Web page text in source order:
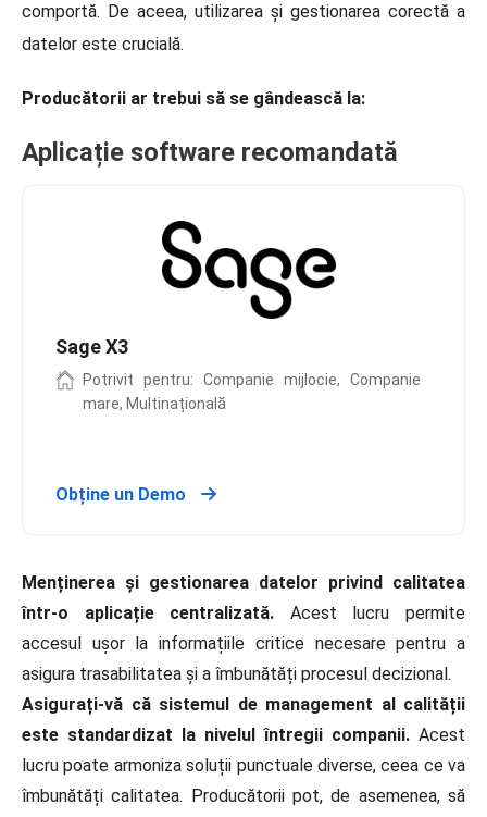
comportă. De aceea, utilizarea și gestionarea corectă a
datelor este crucială.
Producătorii ar trebui să se gândească la:
Aplicație software recomandată
Sage X3
Potrivit pentru: Companie mijlocie, Companie
mare, Multinațională
Obține un Demo
Menținerea și gestionarea datelor privind calitatea
într-o aplicație centralizată. Acest lucru permite
accesul ușor la informațiile critice necesare pentru a
asigura trasabilitatea și a îmbunătăți procesul decizional.
Asigurați-vă că sistemul de management al calității
este standardizat la nivelul întregii companii. Acest
lucru poate armoniza soluții punctuale diverse, ceea ce va
îmbunătăți calitatea. Producătorii pot, de asemenea, să